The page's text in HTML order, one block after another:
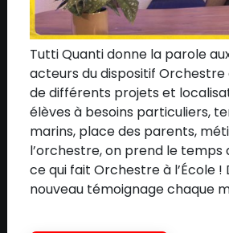
Qui sommes-nous ?
L'équipe
Le conseil d'administration
Nos mécènes
Nos partenaires
Communication
Adhérer à l'association
Tutti Quanti donne la parole
acteurs du dispositif Orchestre
de différents projets et
élèves à besoins particuliers,
marins, place des parents,
l’orchestre, on prend le temps
ce qui fait Orchestre à l’École !
nouveau témoignage chaque